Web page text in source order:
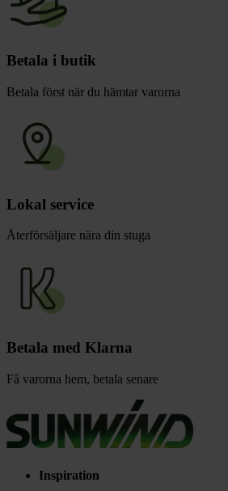
Betala i butik
Betala först när du hämtar varorna
Lokal service
Återförsäljare nära din stuga
Betala med Klarna
Få varorna hem, betala senare
Inspiration